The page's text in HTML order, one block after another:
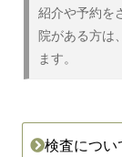
紹介や予約を
院がある方は
ます。
検査につ